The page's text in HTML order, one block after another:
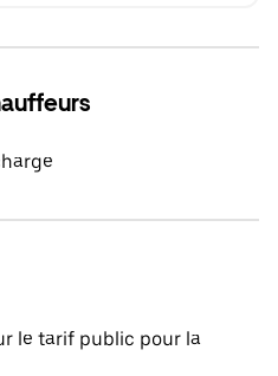
le tarif public pour la